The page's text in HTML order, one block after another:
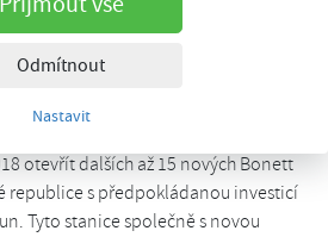
Odmítnout
Nastavit
v České republice. Aktuálně buduje
města Děčína velkou plnicí
20 autobusů na CNG od firmy MAN.
otevřít dalších až 15 nových Bonett
republice s předpokládanou investicí
Tyto stanice společně s novou